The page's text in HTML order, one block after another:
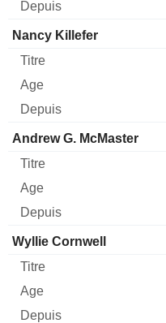
Nancy Killefer
Andrew G. McMaster
Wyllie Cornwell